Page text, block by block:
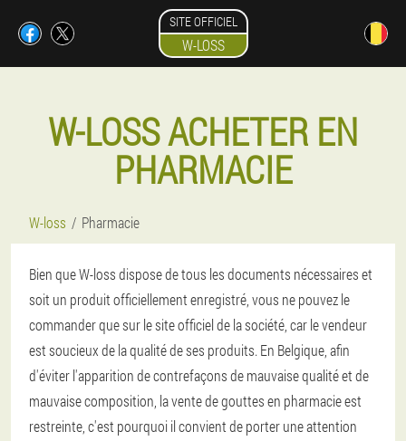
SITE OFFICIEL
W-LOSS
W-LOSS ACHETER EN
PHARMACIE
W-loss Pharmacie
Bien que W-loss dispose de tous les documents nécessaires et
soit un produit officiellement enregistré, vous ne pouvez le
commander que sur le site officiel de la société, car le vendeur
est soucieux de la qualité de ses produits. En Belgique, afin
d'éviter l'apparition de contrefaçons de mauvaise qualité et de
mauvaise composition, la vente de gouttes en pharmacie est
restreinte, c'est pourquoi il convient de porter une attention